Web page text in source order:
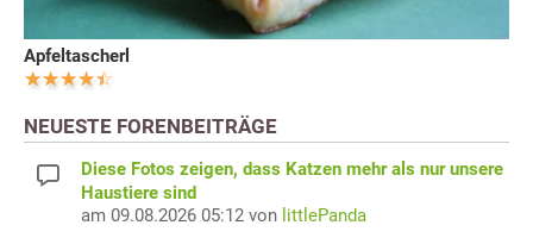
Apfeltascherl
NEUESTE FORENBEITRÄGE
Diese Fotos zeigen, dass Katzen mehr als nur unsere
Haustiere sind
am 09.08.2026 05:12 von littlePanda